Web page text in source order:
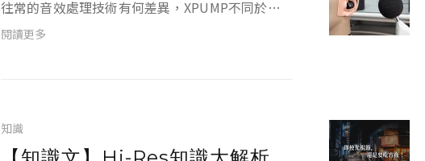
往常的音效處理技術有何差異，XPUMP不同於往
常3D音效處理產品，一般的3D音效產品，通常只
閱讀更多
知識